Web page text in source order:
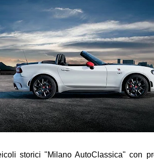
storici "Milano AutoClassica" con